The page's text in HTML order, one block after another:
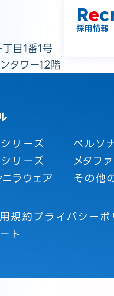
目1番1号
タワー12階
Re
採用情報
リーズ
ペルソ
リーズ
メタフ
ラウェア
その他
規約プライバシー
ト